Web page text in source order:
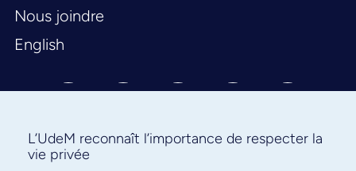
Nous joindre
English
L’UdeM reconnaît l’importance de respecter la
vie privée